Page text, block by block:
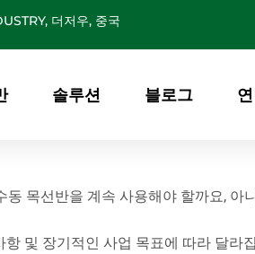
더저우, 중국
솔루션 블로그
목선반을 계속 사용해야 할까요, 아
및 장기적인 사업 목표에 따라 달라